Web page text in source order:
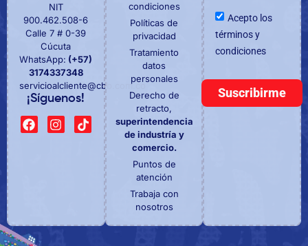
NIT
900.462.508-6
Calle 7 # 0-39
Cúcuta
WhatsApp: (+57)
3174337348
servicioalcliente@cbb.com.co
¡Síguenos!
condiciones
Políticas de
privacidad
Tratamiento
datos
personales
Derecho de
retracto,
superintendencia
de industría y
comercio.
Puntos de
atención
Trabaja con
nosotros
Acepto los
términos y
condiciones
Suscribirme